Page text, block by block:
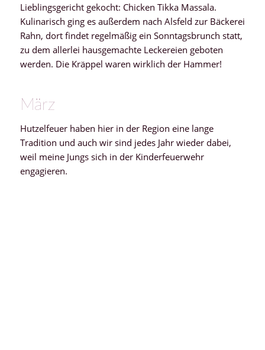
Lieblingsgericht gekocht: Chicken Tikka Massala.
Kulinarisch ging es außerdem nach Alsfeld zur Bäckerei
Rahn, dort findet regelmäßig ein Sonntagsbrunch statt,
zu dem allerlei hausgemachte Leckereien geboten
werden. Die Kräppel waren wirklich der Hammer!
März
Hutzelfeuer haben hier in der Region eine lange
Tradition und auch wir sind jedes Jahr wieder dabei,
weil meine Jungs sich in der Kinderfeuerwehr
engagieren.